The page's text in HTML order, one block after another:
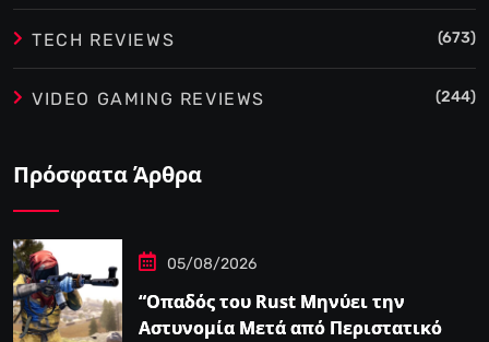
TECH REVIEWS (673)
VIDEO GAMING REVIEWS (244)
Πρόσφατα Άρθρα
05/08/2026
“Οπαδός του Rust Μηνύει την
Αστυνομία Μετά από Περιστατικό